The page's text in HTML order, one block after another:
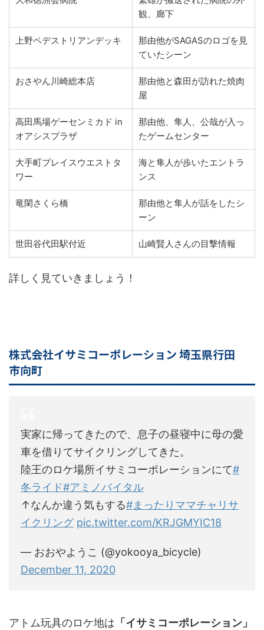
観、廊下
上野ペデストリアンデッキ
那由他がSAGASのロゴを見
ていたシーン
おさやん川崎総本店
那由他と森田が訪れた焼肉
屋
高田馬場ゲーセンミカド in
オアシスプラザ
那由他、隼人、公哉が入っ
たゲームセンター
大手町プレイスウエストタ
ワー
海と隼人が歩いたエントラ
ンス
竜閑さくら橋
那由他と隼人が話をしたシ
ーン
世田谷代田駅付近 山崎賢人さんの目撃情報
詳しく見ていきましょう！
株式会社イサミコーポレーション 埼玉県行田
市向町
実家に帰ってきたので、息子の昼寝中に母の愛
車を借りてサイクリングしてきた。
陸王のロケ場所イサミコーポレーションにて#
冬ライド#アミノバイタル
↑なんか違う気もする#まったりママチャリサ
イクリング pic.twitter.com/KRJGMYIC18
— おおやようこ (@yokooya_bicycle)
December 11, 2020
アトム玩具のロケ地は 「イサミコーポレーション」